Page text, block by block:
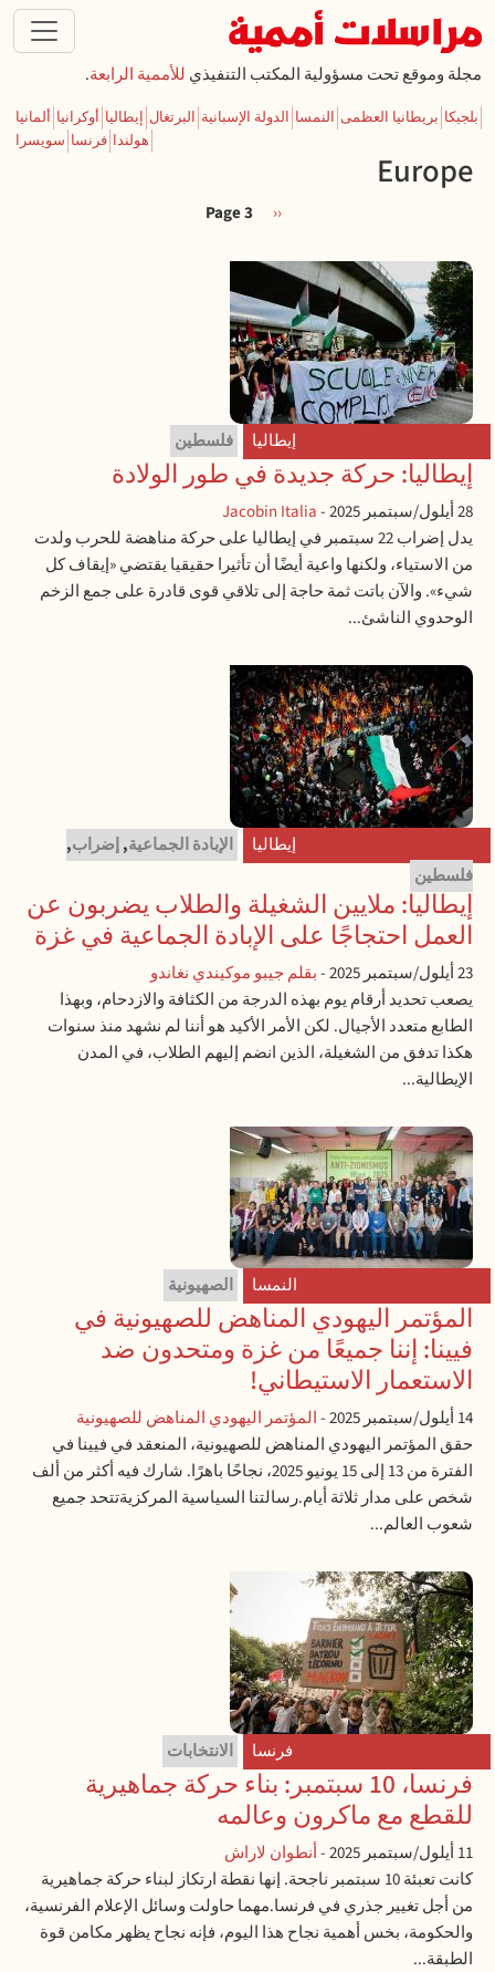
تجاوز إلى المحتوى الرئيسي
مجلة وموقع تحت مسؤولية المكتب التنفيذي للأممية الرابعة.
ألمانيا أوكرانيا إيطاليا البرتغال الدولة الإسبانية النمسا بريطانيا العظمى بلجيكا
سويسرا فرنسا هولندا
Europe
الصفحة السابقة
‹‹
Page 3
إيطاليا فلسطين
إيطاليا: حركة جديدة في طور الولادة
28 أيلول/سبتمبر 2025 -
Jacobin Italia
يدل إضراب 22 سبتمبر في إيطاليا على حركة مناهضة للحرب ولدت
من الاستياء، ولكنها واعية أيضًا أن تأثيرا حقيقيا يقتضي «إيقاف كل
شيء». والآن باتت ثمة حاجة إلى تلاقي قوى قادرة على جمع الزخم
الوحدوي الناشئ...
إيطاليا الإبادة الجماعية,إضراب,
فلسطين
إيطاليا: ملايين الشغيلة والطلاب يضربون عن
العمل احتجاجًا على الإبادة الجماعية في غزة
23 أيلول/سبتمبر 2025 -بقلم جيبو موكيندي نغاندو
يصعب تحديد أرقام يوم بهذه الدرجة من الكثافة والازدحام، وبهذا
الطابع متعدد الأجيال. لكن الأمر الأكيد هو أننا لم نشهد منذ سنوات
هكذا تدفق من الشغيلة، الذين انضم إليهم الطلاب، في المدن
الإيطالية...
النمسا الصهيونية
المؤتمر اليهودي المناهض للصهيونية في
فيينا: إننا جميعًا من غزة ومتحدون ضد
الاستعمار الاستيطاني!
14 أيلول/سبتمبر 2025 -المؤتمر اليهودي المناهض للصهيونية
حقق المؤتمر اليهودي المناهض للصهيونية، المنعقد في فيينا في
الفترة من 13 إلى 15 يونيو 2025، نجاحًا باهرًا. شارك فيه أكثر من ألف
شخص على مدار ثلاثة أيام.رسالتنا السياسية المركزيةتتحد جميع
شعوب العالم...
فرنسا الانتخابات
فرنسا، 10 سبتمبر: بناء حركة جماهيرية
للقطع مع ماكرون وعالمه
11 أيلول/سبتمبر 2025 -أنطوان لاراش
كانت تعبئة 10 سبتمبر ناجحة. إنها نقطة ارتكاز لبناء حركة جماهيرية
من أجل تغيير جذري في فرنسا.مهما حاولت وسائل الإعلام الفرنسية،
والحكومة، بخس أهمية نجاح هذا اليوم، فإنه نجاح يظهر مكامن قوة
الطبقة...